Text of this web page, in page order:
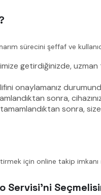
sürecini şeffaf ve
getirdiğinizde,
onaylamanız
sonra,
tamamlandıktan sonra,
için online takip
Servisi’ni